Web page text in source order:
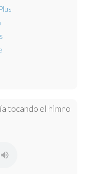
tocando el himno